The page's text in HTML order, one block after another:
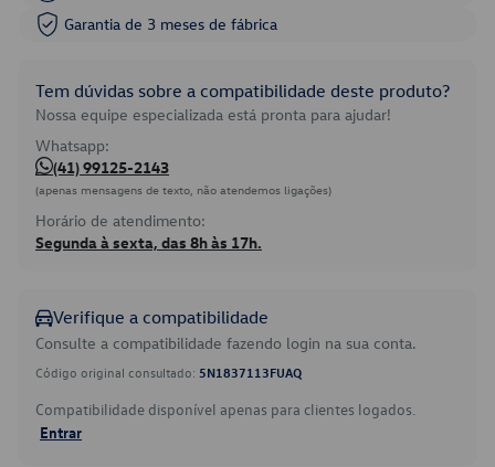
Garantia de 3 meses de fábrica
Tem dúvidas sobre a compatibilidade deste produto?
Nossa equipe especializada está pronta para ajudar!
Whatsapp:
(41) 99125-2143
(apenas mensagens de texto, não atendemos ligações)
Horário de atendimento:
Segunda à sexta, das 8h às 17h.
Verifique a compatibilidade
Consulte a compatibilidade fazendo login na sua conta.
Código original consultado: 5N1837113FUAQ
Compatibilidade disponível apenas para clientes logados.
Entrar